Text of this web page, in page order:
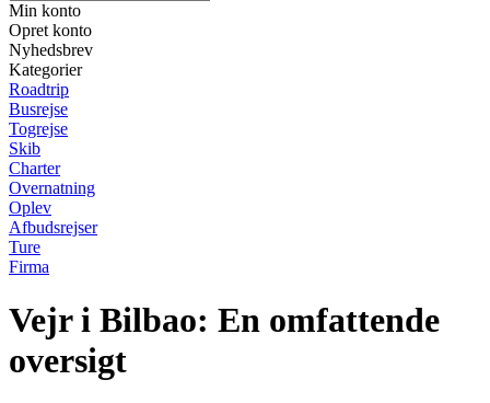
Min konto
Opret konto
Nyhedsbrev
Kategorier
Roadtrip
Busrejse
Togrejse
Skib
Charter
Overnatning
Oplev
Afbudsrejser
Ture
Firma
Vejr i Bilbao: En omfattende
oversigt